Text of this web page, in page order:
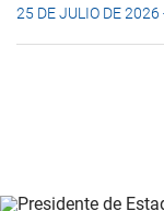
25 DE JULIO DE 2026